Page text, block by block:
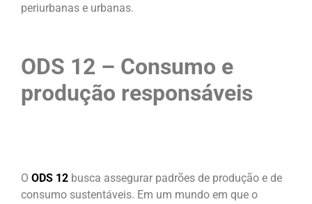
periurbanas e urbanas.
ODS 12 – Consumo e
produção responsáveis
O ODS 12 busca assegurar padrões de produção e de
consumo sustentáveis. Em um mundo em que o